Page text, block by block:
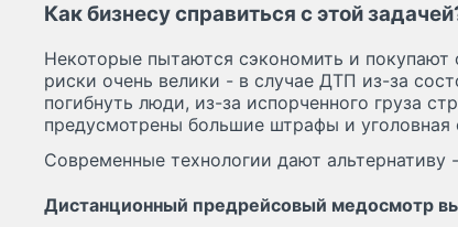
Как бизнесу справиться с этой
Некоторые пытаются сэкономить и
риски очень велики - в случае ДТП из-за
погибнуть люди, из-за испорченного груза
предусмотрены большие штрафы и уголовная
Современные технологии дают альтернативу -
Дистанционный предрейсовый медосмотр